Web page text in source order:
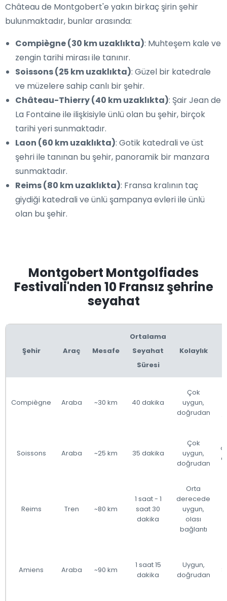
Château de Montgobert'e yakın birkaç şirin şehir
bulunmaktadır, bunlar arasında:
Compiègne (30 km uzaklıkta): Muhteşem kale ve
zengin tarihi mirası ile tanınır.
Soissons (25 km uzaklıkta): Güzel bir katedrale
ve müzelere sahip canlı bir şehir.
Château-Thierry (40 km uzaklıkta): Şair Jean de
La Fontaine ile ilişkisiyle ünlü olan bu şehir, birçok
tarihi yeri sunmaktadır.
Laon (60 km uzaklıkta): Gotik katedrali ve üst
şehri ile tanınan bu şehir, panoramik bir manzara
sunmaktadır.
Reims (80 km uzaklıkta): Fransa kralının taç
giydiği katedrali ve ünlü şampanya evleri ile ünlü
olan bu şehir.
Montgobert Montgolfiades
Festivali'nden 10 Fransız şehrine
seyahat
Şehir Araç Mesafe
Ortalama
Seyahat
Süresi
Kolaylık
Compiègne Araba ~30 km 40 dakika
Çok
uygun,
doğrudan
Soissons Araba ~25 km 35 dakika
Çok
uygun,
doğrudan
Reims Tren ~80 km
1 saat - 1
saat 30
dakika
Orta
derecede
uygun,
olası
bağlantı
Amiens Araba ~90 km
1 saat 15
dakika
Uygun,
doğrudan